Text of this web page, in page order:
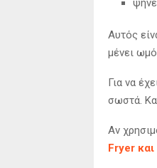
Αυτός
μένει
Για να
σωστά.
Αν
Fryer και